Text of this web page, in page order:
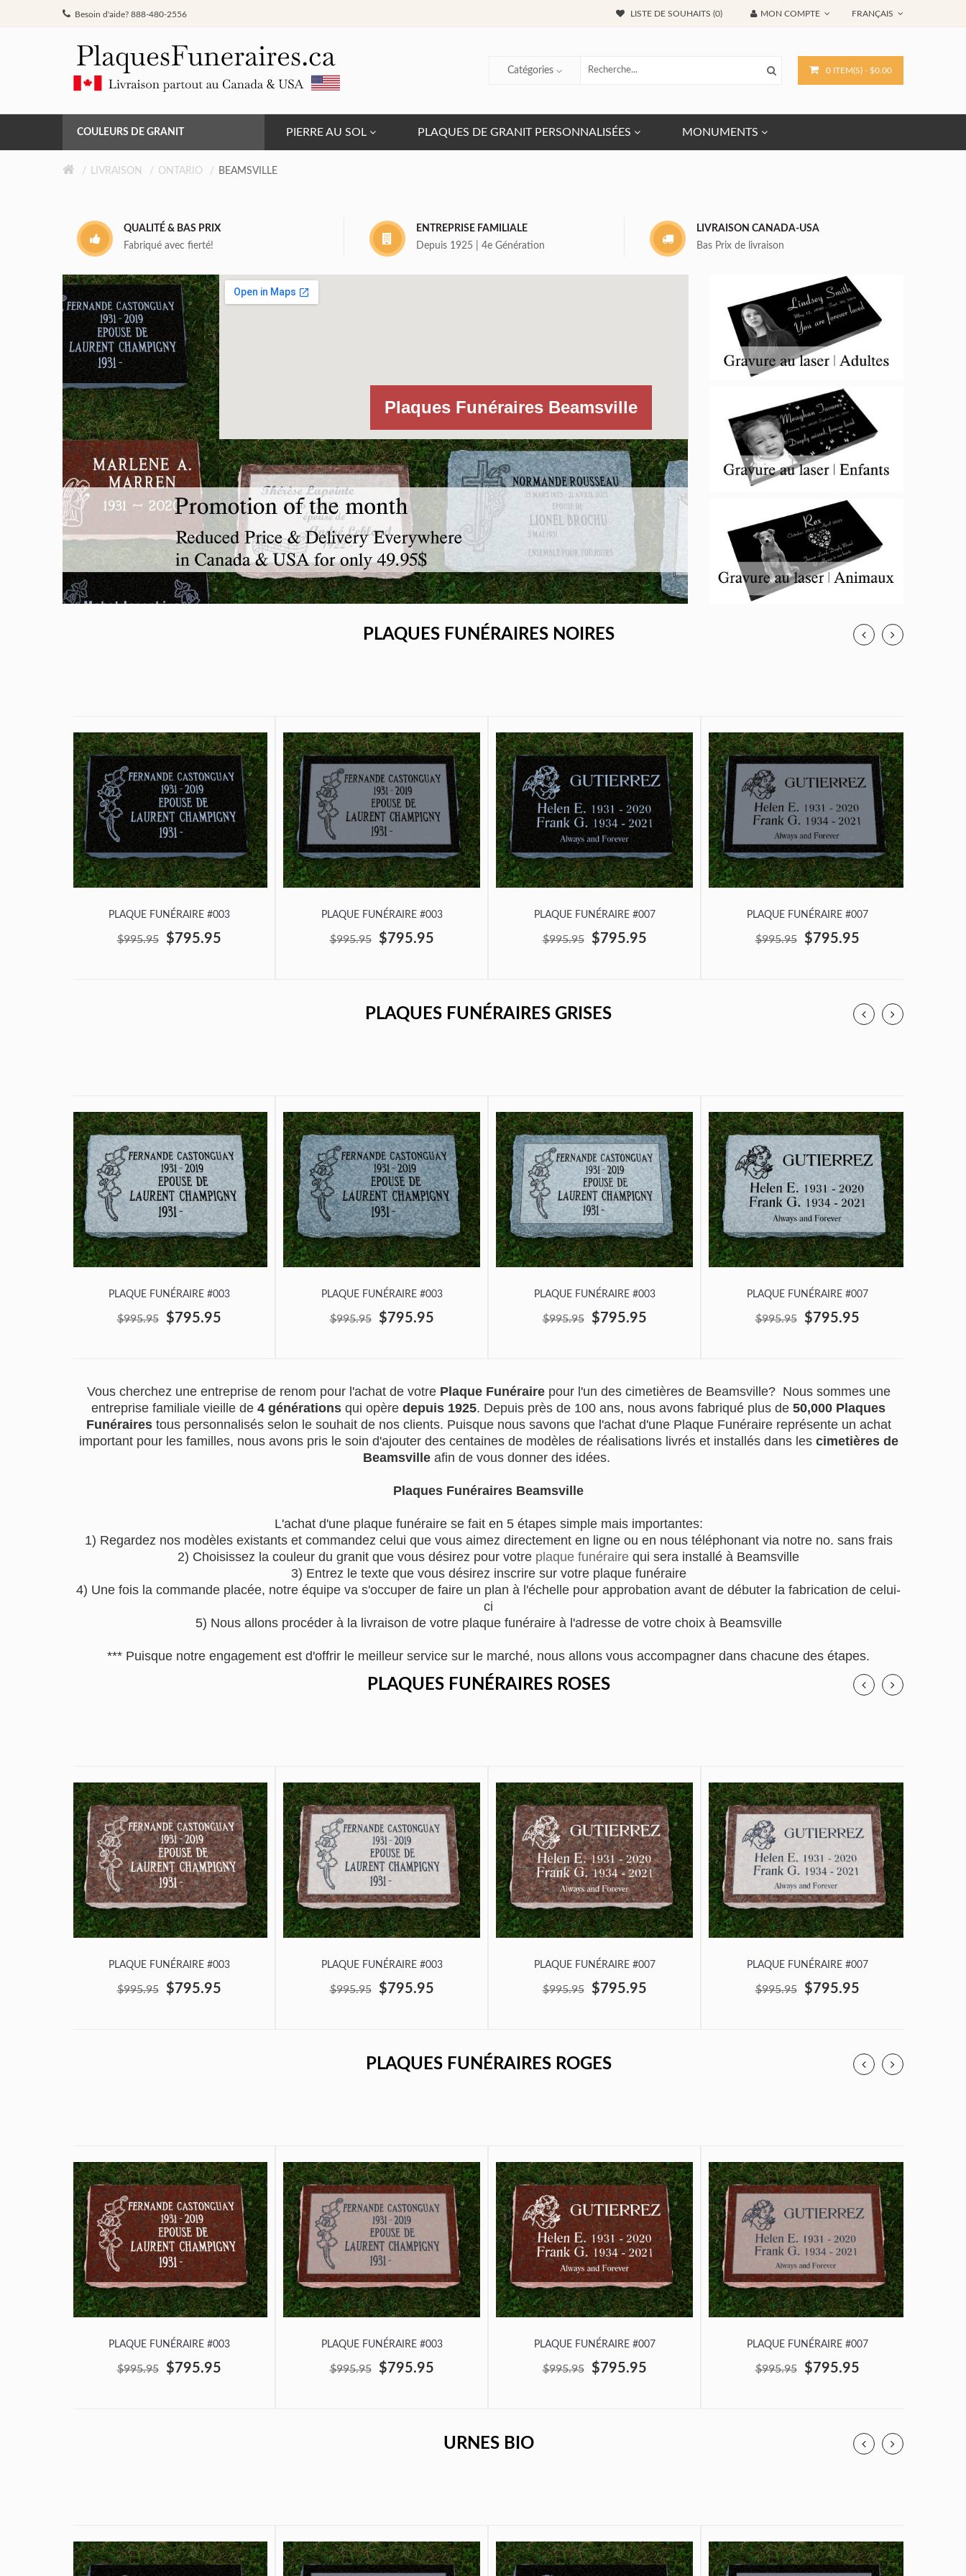
Besoin d'aide? 888-480-2556 FRANÇAIS
LISTE DE SOUHAITS (0) MON COMPTE
0 ITEM(S) - $0.00
Catégories
PIERRE AU SOL PLAQUES DE GRANIT PERSONNALISÉES MONUMENTS
COULEURS DE GRANIT
GRIS DE BARRÉ FERRÉ
ROSE MONTAGNE
ROUGE INDIEN
LIVRAISON ONTARIO BEAMSVILLE
QUALITÉ & BAS PRIX
Fabriqué avec fierté!
ENTREPRISE FAMILIALE
Depuis 1925 | 4e Génération
LIVRAISON CANADA-USA
Bas Prix de livraison
Plaques Funéraires Beamsville
PLAQUES FUNÉRAIRES NOIRES
PLAQUE FUNÉRAIRE #003
$995.95 $795.95
PLAQUE FUNÉRAIRE #003
$995.95 $795.95
PLAQUE FUNÉRAIRE #007
$995.95 $795.95
PLAQUE FUNÉRAIRE #007
$995.95 $795.95
PLAQUES FUNÉRAIRES GRISES
PLAQUE FUNÉRAIRE #003
$995.95 $795.95
PLAQUE FUNÉRAIRE #003
$995.95 $795.95
PLAQUE FUNÉRAIRE #003
$995.95 $795.95
PLAQUE FUNÉRAIRE #007
$995.95 $795.95
Vous cherchez une entreprise de renom pour l'achat de votre Plaque Funérairepour l'un des cimetières de Beamsville? Nous sommes une
entreprise familiale vieille de 4 générations qui opère depuis 1925. Depuis près de 100 ans, nous avons fabriqué plus de 50,000 Plaques
Funérairestous personnalisés selon le souhait de nos clients. Puisque nous savons que l'achat d'une Plaque Funéraire représente un achat
important pour les familles, nous avons pris le soin d'ajouter des centaines de modèles de réalisations livrés et installés dans les cimetières de
Beamsville afin de vous donner des idées.
Plaques Funéraires Beamsville
L'achat d'une plaque funéraire se fait en 5 étapes simple mais importantes:
1) Regardez nos modèles existants et commandez celui que vous aimez directement en ligne ou en nous téléphonant via notre no. sans frais
2) Choisissez la couleur du granit que vous désirez pour votre plaque funéraire qui sera installé à Beamsville
3) Entrez le texte que vous désirez inscrire sur votre plaque funéraire
4) Une fois la commande placée, notre équipe va s'occuper de faire un plan à l'échelle pour approbation avant de débuter la fabrication de celui-
ci
5) Nous allons procéder à la livraison de votre plaque funéraire à l'adresse de votre choix à Beamsville
*** Puisque notre engagement est d'offrir le meilleur service sur le marché, nous allons vous accompagner dans chacune des étapes.
PLAQUES FUNÉRAIRES ROSES
PLAQUE FUNÉRAIRE #003
$995.95 $795.95
PLAQUE FUNÉRAIRE #003
$995.95 $795.95
PLAQUE FUNÉRAIRE #007
$995.95 $795.95
PLAQUE FUNÉRAIRE #007
$995.95 $795.95
PLAQUES FUNÉRAIRES ROGES
PLAQUE FUNÉRAIRE #003
$995.95 $795.95
PLAQUE FUNÉRAIRE #003
$995.95 $795.95
PLAQUE FUNÉRAIRE #007
$995.95 $795.95
PLAQUE FUNÉRAIRE #007
$995.95 $795.95
URNES BIO